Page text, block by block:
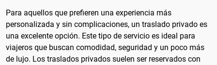
Para aquellos que prefieren una experiencia más
personalizada y sin complicaciones, un traslado privado es
una excelente opción. Este tipo de servicio es ideal para
viajeros que buscan comodidad, seguridad y un poco más
de lujo. Los traslados privados suelen ser reservados con